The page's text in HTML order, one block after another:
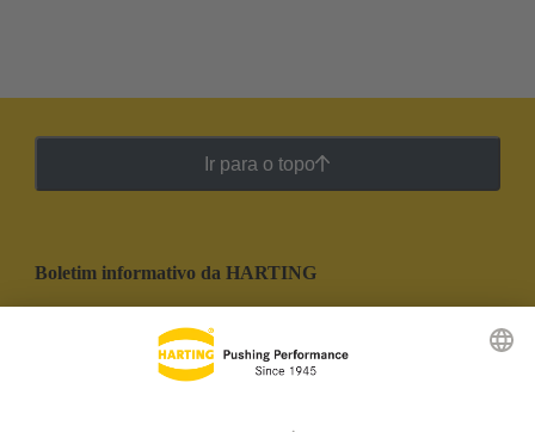
Ir para o topo
Boletim informativo da HARTING